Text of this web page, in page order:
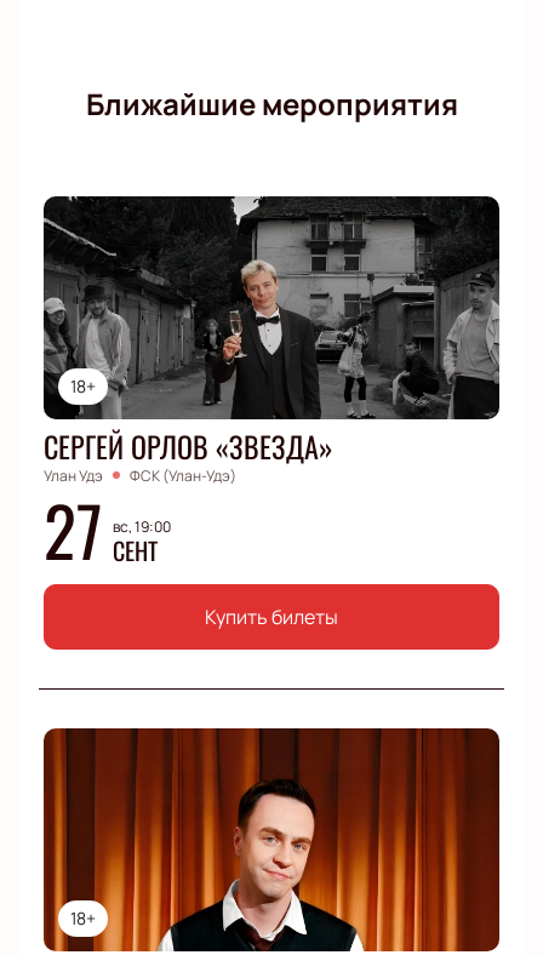
Ближайшие мероприятия
18+
СЕРГЕЙ ОРЛОВ «ЗВЕЗДА»
Улан Удэ ФСК (Улан-Удэ)
27 вс, 19:00
СЕНТ
Купить билеты
18+